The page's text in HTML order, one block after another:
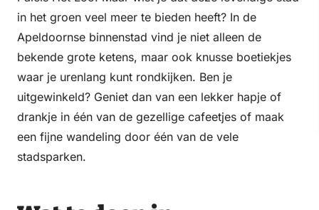
in het groen veel meer te bieden heeft? In de
Apeldoornse binnenstad vind je niet alleen de
bekende grote ketens, maar ook knusse boetiekjes
waar je urenlang kunt rondkijken. Ben je
uitgewinkeld? Geniet dan van een lekker hapje of
drankje in één van de gezellige cafeetjes of maak
een fijne wandeling door één van de vele
stadsparken.